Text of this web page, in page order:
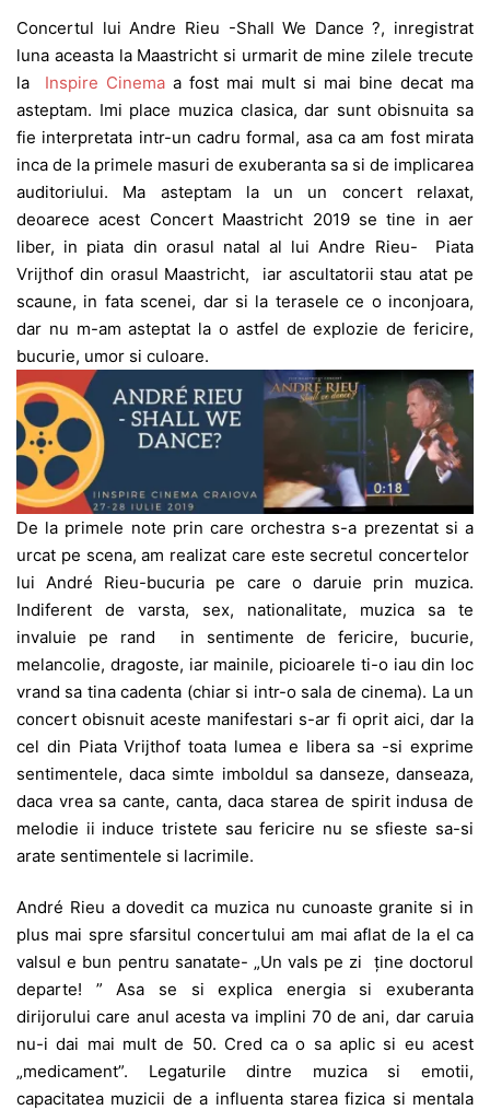
Concertul lui Andre Rieu -Shall We Dance ?, inregistrat
luna aceasta la Maastricht si urmarit de mine zilele trecute
la Inspire Cinema a fost mai mult si mai bine decat ma
asteptam. Imi place muzica clasica, dar sunt obisnuita sa
fie interpretata intr-un cadru formal, asa ca am fost mirata
inca de la primele masuri de exuberanta sa si de implicarea
auditoriului. Ma asteptam la un un concert relaxat,
deoarece acest Concert Maastricht 2019 se tine in aer
liber, in piata din orasul natal al lui Andre Rieu- Piata
Vrijthof din orasul Maastricht, iar ascultatorii stau atat pe
scaune, in fata scenei, dar si la terasele ce o inconjoara,
dar nu m-am asteptat la o astfel de explozie de fericire,
bucurie, umor si culoare.
De la primele note prin care orchestra s-a prezentat si a
urcat pe scena, am realizat care este secretul concertelor
lui André Rieu-bucuria pe care o daruie prin muzica.
Indiferent de varsta, sex, nationalitate, muzica sa te
invaluie pe rand in sentimente de fericire, bucurie,
melancolie, dragoste, iar mainile, picioarele ti-o iau din loc
vrand sa tina cadenta (chiar si intr-o sala de cinema). La un
concert obisnuit aceste manifestari s-ar fi oprit aici, dar la
cel din Piata Vrijthof toata lumea e libera sa -si exprime
sentimentele, daca simte imboldul sa danseze, danseaza,
daca vrea sa cante, canta, daca starea de spirit indusa de
melodie ii induce tristete sau fericire nu se sfieste sa-si
arate sentimentele si lacrimile.
André Rieu a dovedit ca muzica nu cunoaste granite si in
plus mai spre sfarsitul concertului am mai aflat de la el ca
valsul e bun pentru sanatate- „Un vals pe zi ține doctorul
departe! ” Asa se si explica energia si exuberanta
dirijorului care anul acesta va implini 70 de ani, dar caruia
nu-i dai mai mult de 50. Cred ca o sa aplic si eu acest
„medicament”. Legaturile dintre muzica si emotii,
capacitatea muzicii de a influenta starea fizica si mentala